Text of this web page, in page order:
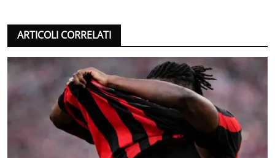
ARTICOLI CORRELATI